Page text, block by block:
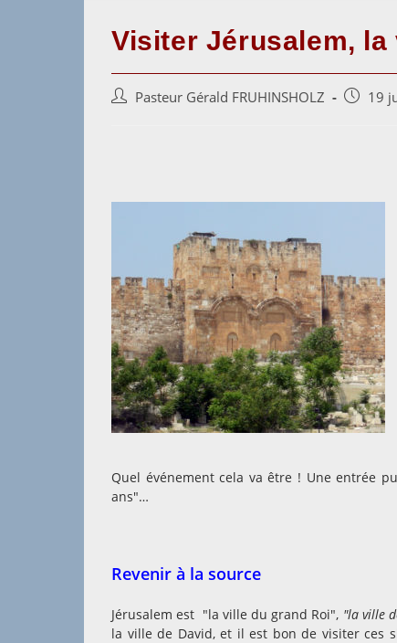
Visiter Jérusalem,
Auteur/autrice
Pasteur Gérald FRUHINSHOLZ
Post 19
Quel événement cela va être ! Une entrée
ans"…
Revenir à la source
Jérusalem est "la ville du grand Roi", "la ville
la ville de David, et il est bon de visiter ces